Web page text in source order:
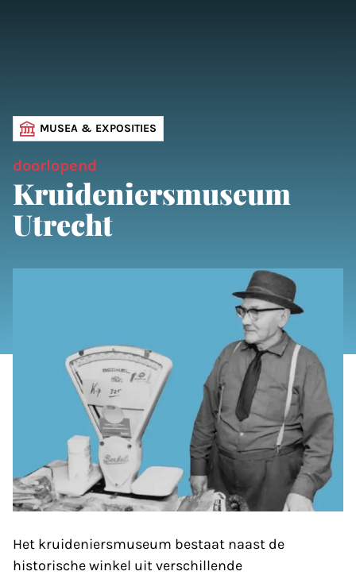
MUSEA & EXPOSITIES
doorlopend
Kruideniersmuseum
Utrecht
Het kruideniersmuseum bestaat naast de
historische winkel uit verschillende